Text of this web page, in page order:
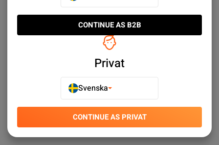
Upptäck Asus Zenfone 3 Max Battery - Asus Batterier -
Mobilbatterier - Mobilreservdelar till svårslagna priser. ✓
Stort sortiment ✓ Snabba leveranser ✓ Enkel kundtjänst
CONTINUE AS B2B
Privat
Svenska
CONTINUE AS PRIVAT